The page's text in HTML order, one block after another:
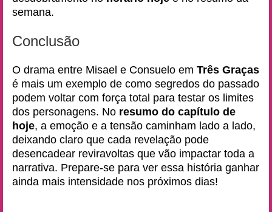
semana.
Conclusão
O drama entre Misael e Consuelo em Três Graças
é mais um exemplo de como segredos do passado
podem voltar com força total para testar os limites
dos personagens. No resumo do capítulo de
hoje, a emoção e a tensão caminham lado a lado,
deixando claro que cada revelação pode
desencadear reviravoltas que vão impactar toda a
narrativa. Prepare-se para ver essa história ganhar
ainda mais intensidade nos próximos dias!